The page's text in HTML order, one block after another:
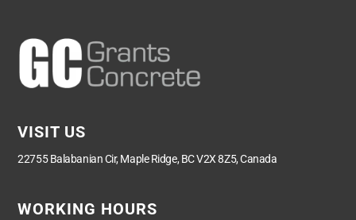
VISIT US
22755 Balabanian Cir, Maple Ridge, BC V2X 8Z5, Canada
WORKING HOURS